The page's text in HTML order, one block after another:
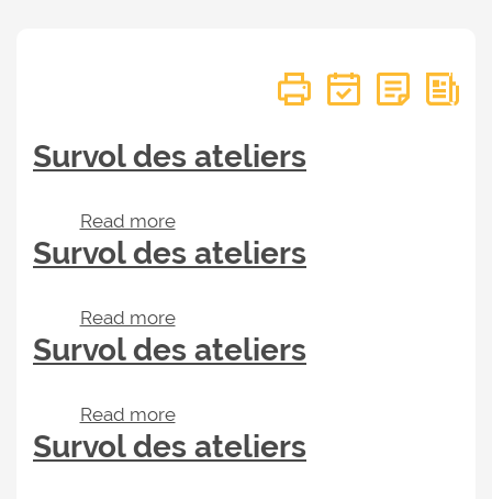
Survol des ateliers
Read moreabout Survol des ateliers
Survol des ateliers
Read moreabout Survol des ateliers
Survol des ateliers
Read moreabout Survol des ateliers
Survol des ateliers